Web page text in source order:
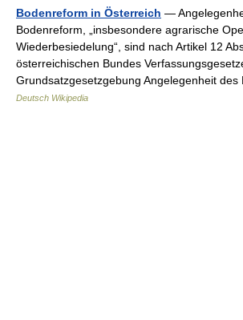
Bodenreform in Österreich —
Bodenreform, „insbesondere agrarische
Wiederbesiedelung“, sind nach Artikel 12
österreichischen Bundes
Grundsatzgesetzgebung Angelegenheit
Deutsch Wikipedia